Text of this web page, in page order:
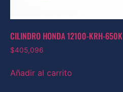
CILINDRO HONDA 12100-KRH-650K
$405,096
Añadir al carrito